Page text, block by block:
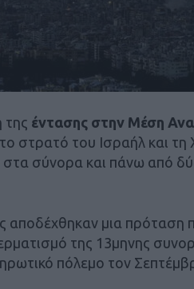
της έντασης στην Μέση
στρατό του Ισραήλ και τη
σύνορα και πάνω από
αποδέχθηκαν μια πρόταση
της 13μηνης
πόλεμο τον